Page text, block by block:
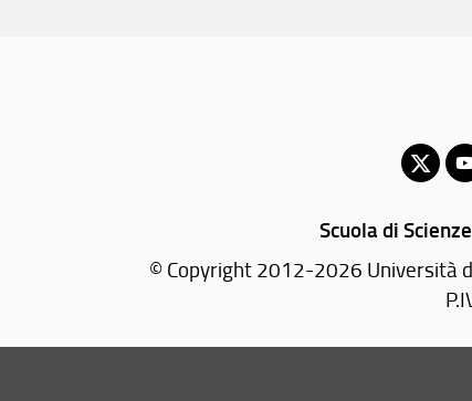
Scuola di
© Copyright 2012-2026 Università